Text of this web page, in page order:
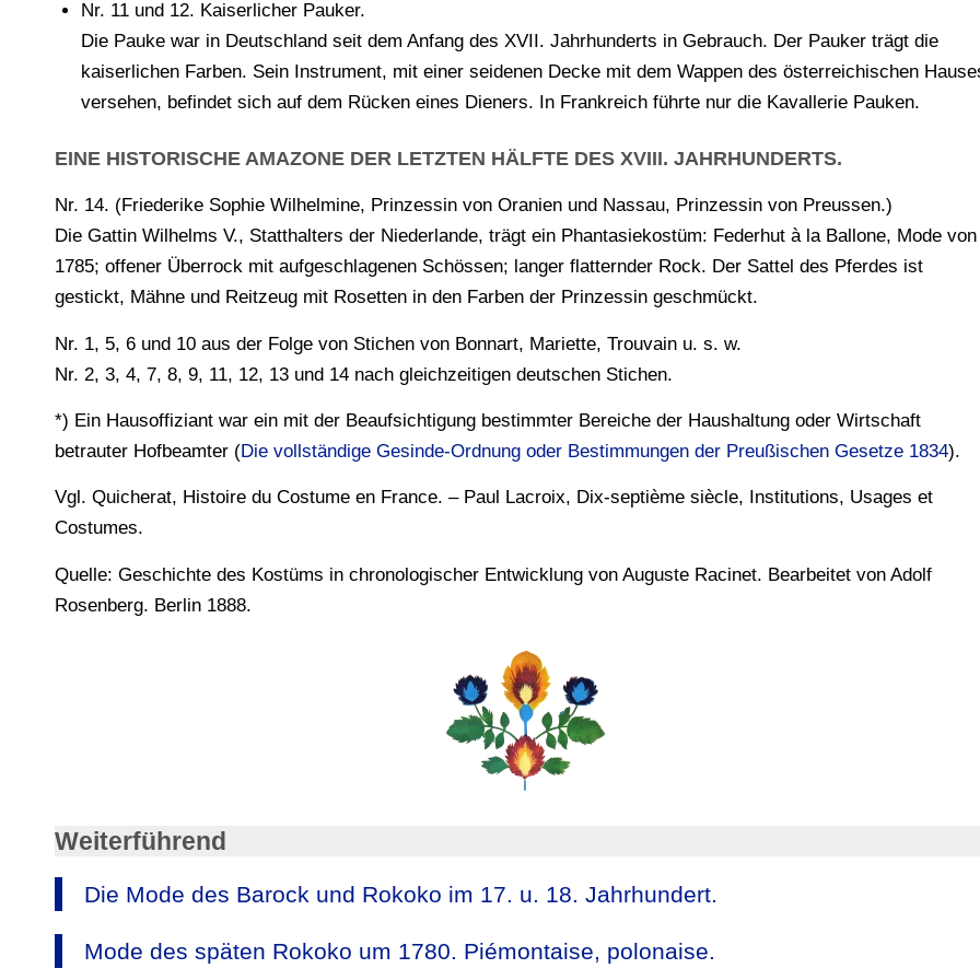
Nr. 11 und 12. Kaiserlicher Pauker.
Die Pauke war in Deutschland seit dem Anfang des XVII. Jahrhunderts in Gebrauch. Der Pauker trägt die
kaiserlichen Farben. Sein Instrument, mit einer seidenen Decke mit dem Wappen des österreichischen
versehen, befindet sich auf dem Rücken eines Dieners. In Frankreich führte nur die Kavallerie Pauken.
EINE HISTORISCHE AMAZONE DER LETZTEN HÄLFTE DES XVIII. JAHRHUNDERTS.
Nr. 14. (Friederike Sophie Wilhelmine, Prinzessin von Oranien und Nassau, Prinzessin von Preussen.)
Die Gattin Wilhelms V., Statthalters der Niederlande, trägt ein Phantasiekostüm: Federhut à la Ballone, Mode von
1785; offener Überrock mit aufgeschlagenen Schössen; langer flatternder Rock. Der Sattel des Pferdes ist
gestickt, Mähne und Reitzeug mit Rosetten in den Farben der Prinzessin geschmückt.
Nr. 1, 5, 6 und 10 aus der Folge von Stichen von Bonnart, Mariette, Trouvain u. s. w.
Nr. 2, 3, 4, 7, 8, 9, 11, 12, 13 und 14 nach gleichzeitigen deutschen Stichen.
*) Ein Hausoffiziant war ein mit der Beaufsichtigung bestimmter Bereiche der Haushaltung oder Wirtschaft
betrauter Hofbeamter (Die vollständige Gesinde-Ordnung oder Bestimmungen der Preußischen Gesetze 1834).
Vgl. Quicherat, Histoire du Costume en France. – Paul Lacroix, Dix-septième siècle, Institutions, Usages et
Costumes.
Quelle: Geschichte des Kostüms in chronologischer Entwicklung von Auguste Racinet. Bearbeitet von Adolf
Rosenberg. Berlin 1888.
Weiterführend
Die Mode des Barock und Rokoko im 17. u. 18. Jahrhundert.
Mode des späten Rokoko um 1780. Piémontaise, polonaise.